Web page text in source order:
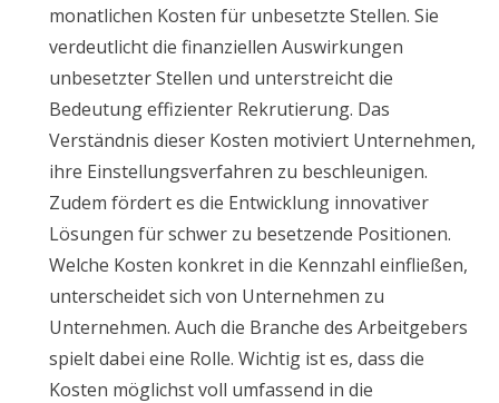
monatlichen Kosten für unbesetzte Stellen. Sie
verdeutlicht die finanziellen Auswirkungen
unbesetzter Stellen und unterstreicht die
Bedeutung effizienter Rekrutierung. Das
Verständnis dieser Kosten motiviert Unternehmen,
ihre Einstellungsverfahren zu beschleunigen.
Zudem fördert es die Entwicklung innovativer
Lösungen für schwer zu besetzende Positionen.
Welche Kosten konkret in die Kennzahl einfließen,
unterscheidet sich von Unternehmen zu
Unternehmen. Auch die Branche des Arbeitgebers
spielt dabei eine Rolle. Wichtig ist es, dass die
Kosten möglichst voll umfassend in die